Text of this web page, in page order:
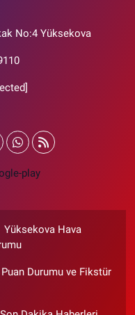
No:4 Yüksekova
Yüksekova Hava
Puan Durumu ve Fikstür